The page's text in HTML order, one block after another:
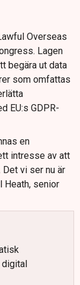
Overseas
Lagen
begära ut data
som omfattas
EU:s GDPR-
en
intresse av att
vi ser nu är
Heath, senior